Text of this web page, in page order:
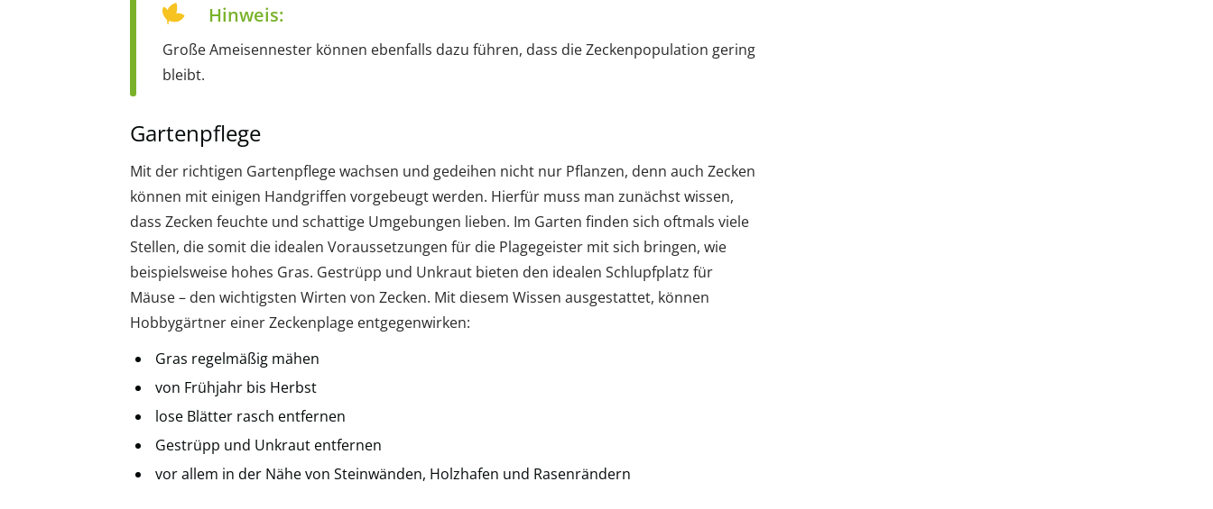
Hinweis:
Große Ameisennester können ebenfalls dazu führen, dass die Zeckenpopulation gering
bleibt.
Gartenpflege
Mit der richtigen Gartenpflege wachsen und gedeihen nicht nur Pflanzen, denn auch Zecken
können mit einigen Handgriffen vorgebeugt werden. Hierfür muss man zunächst wissen,
dass Zecken feuchte und schattige Umgebungen lieben. Im Garten finden sich oftmals viele
Stellen, die somit die idealen Voraussetzungen für die Plagegeister mit sich bringen, wie
beispielsweise hohes Gras. Gestrüpp und Unkraut bieten den idealen Schlupfplatz für
Mäuse – den wichtigsten Wirten von Zecken. Mit diesem Wissen ausgestattet, können
Hobbygärtner einer Zeckenplage entgegenwirken:
Gras regelmäßig mähen
von Frühjahr bis Herbst
lose Blätter rasch entfernen
Gestrüpp und Unkraut entfernen
vor allem in der Nähe von Steinwänden, Holzhafen und Rasenrändern